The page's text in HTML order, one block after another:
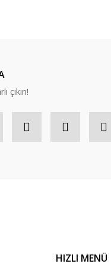
çıkın!
HIZLI MENÜ